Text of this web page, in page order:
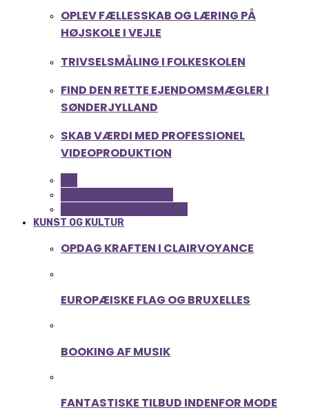
OPLEV FÆLLESSKAB OG LÆRING PÅ
HØJSKOLE I VEJLE
TRIVSELSMÅLING I FOLKESKOLEN
FIND DEN RETTE EJENDOMSMÆGLER I
SØNDERJYLLAND
SKAB VÆRDI MED PROFESSIONEL
VIDEOPRODUKTION
KUNST OG KULTUR
OPDAG KRAFTEN I CLAIRVOYANCE
EUROPÆISKE FLAG OG BRUXELLES
BOOKING AF MUSIK
FANTASTISKE TILBUD INDENFOR MODE